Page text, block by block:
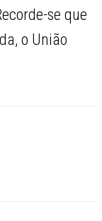
se que
o União